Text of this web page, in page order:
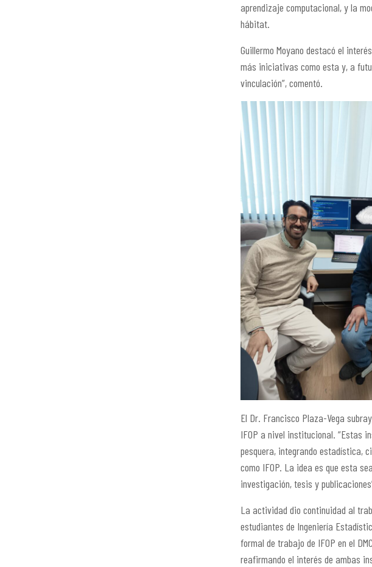
aprendizaje computacional, y la
hábitat.
Guillermo Moyano destacó el
más iniciativas como esta y, a
vinculación”, comentó.
El Dr. Francisco Plaza-Vega
IFOP a nivel institucional. “Estas
pesquera, integrando estadística,
como IFOP. La idea es que esta
investigación, tesis y
La actividad dio continuidad al
estudiantes de Ingeniería
formal de trabajo de IFOP en el
reafirmando el interés de ambas